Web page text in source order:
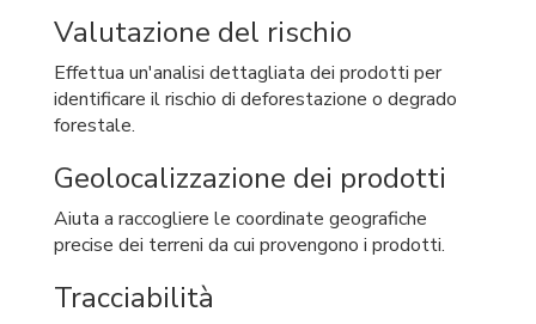
Valutazione del rischio
Effettua un'analisi dettagliata dei prodotti per
identificare il rischio di deforestazione o degrado
forestale.
Geolocalizzazione dei prodotti
Aiuta a raccogliere le coordinate geografiche
precise dei terreni da cui provengono i prodotti.
Tracciabilità